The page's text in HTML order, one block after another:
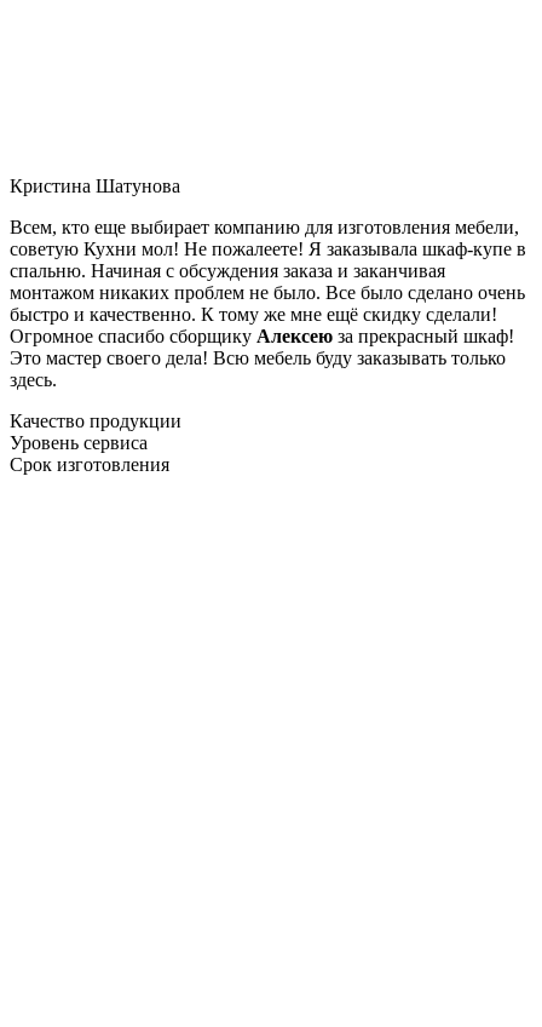
Кристина Шатунова
Всем, кто еще выбирает компанию для изготовления мебели,
советую Кухни мол! Не пожалеете! Я заказывала шкаф-купе в
спальню. Начиная с обсуждения заказа и заканчивая
монтажом никаких проблем не было. Все было сделано очень
быстро и качественно. К тому же мне ещё скидку сделали!
Огромное спасибо сборщику Алексею за прекрасный шкаф!
Это мастер своего дела! Всю мебель буду заказывать только
здесь.
Качество продукции
Уровень сервиса
Срок изготовления